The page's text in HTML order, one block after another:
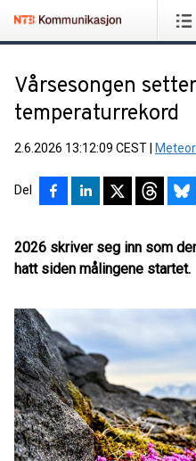
Vårsesongen
temperaturrekord
2.6.2026 13:12:09 CEST
Del
2026 skriver seg inn som
hatt siden målingene startet.